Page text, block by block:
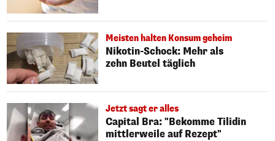
Meisten halten Konsum geheim
Nikotin-Schock: Mehr als
zehn Beutel täglich
Jetzt sagt er alles
Capital Bra: "Bekomme Tilidin
mittlerweile auf Rezept"